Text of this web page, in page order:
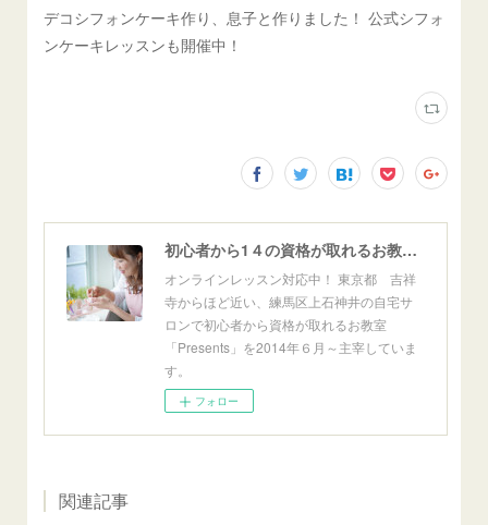
デコシフォンケーキ作り、息子と作りました！ 公式シフォ
ンケーキレッスンも開催中！
初心者から1４の資格が取れるお教室「Presents」東京自宅サロン＆オンライン
オンラインレッスン対応中！ 東京都 吉祥
寺からほど近い、練馬区上石神井の自宅サ
ロンで初心者から資格が取れるお教室
「Presents」を2014年６月～主宰していま
す。
フォロー
関連記事